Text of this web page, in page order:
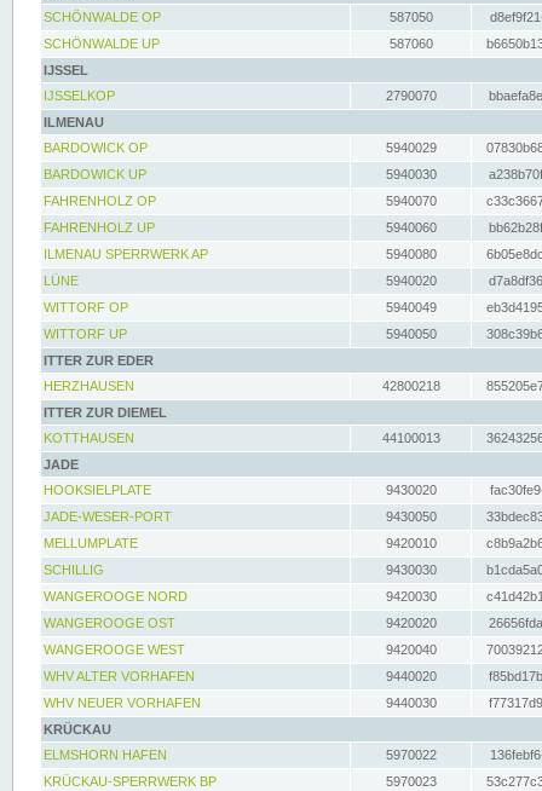
SCHÖNWALDE OP
587050
SCHÖNWALDE UP
587060
IJSSEL
IJSSELKOP
2790070
ILMENAU
BARDOWICK OP
5940029
BARDOWICK UP
5940030
FAHRENHOLZ OP
5940070
FAHRENHOLZ UP
5940060
ILMENAU SPERRWERK AP
5940080
LÜNE
5940020
WITTORF OP
5940049
WITTORF UP
5940050
ITTER ZUR EDER
HERZHAUSEN
42800218
ITTER ZUR DIEMEL
KOTTHAUSEN
44100013
JADE
HOOKSIELPLATE
9430020
JADE-WESER-PORT
9430050
MELLUMPLATE
9420010
SCHILLIG
9430030
WANGEROOGE NORD
9420030
WANGEROOGE OST
9420020
WANGEROOGE WEST
9420040
WHV ALTER VORHAFEN
9440020
WHV NEUER VORHAFEN
9440030
KRÜCKAU
ELMSHORN HAFEN
5970022
KRÜCKAU-SPERRWERK BP
5970023